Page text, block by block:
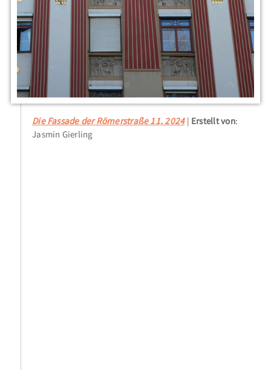
Die Fassade der Römerstraße 11, 2024 Erstellt von:
Jasmin Gierling